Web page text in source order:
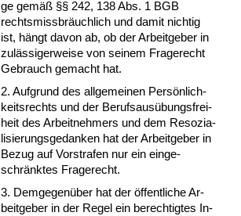
ge gemäß §§ 242, 138 Abs. 1 BGB
rechts­miss­bräuch­lich und da­mit nich­tig
ist, hängt da­von ab, ob der Ar­beit­ge­ber in
zulässi­ger­wei­se von sei­nem Fra­ge­recht
Ge­brauch ge­macht hat.
2. Auf­grund des all­ge­mei­nen Persönlich­
keits­rechts und der Be­rufs­ausübungs­frei­
heit des Ar­beit­neh­mers und dem Re­so­zia­
li­sie­rungs­ge­dan­ken hat der Ar­beit­ge­ber in
Be­zug auf Vor­stra­fen nur ein ein­ge­
schränk­tes Fra­ge­recht.
3. Dem­ge­genüber hat der öffent­li­che Ar­
beit­ge­ber in der Re­gel ein be­rech­tig­tes In­